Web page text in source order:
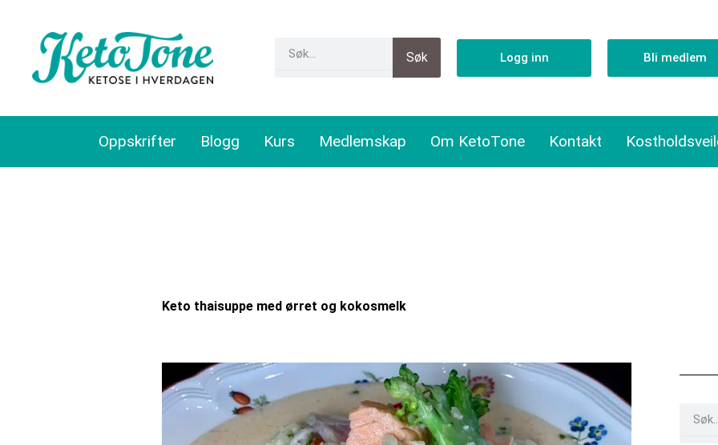
content
Søk Logg inn Bli medlem
Oppskrifter Blogg Kurs Medlemskap Om KetoTone Kontakt
Keto thaisuppe med ørret og kokosmelk